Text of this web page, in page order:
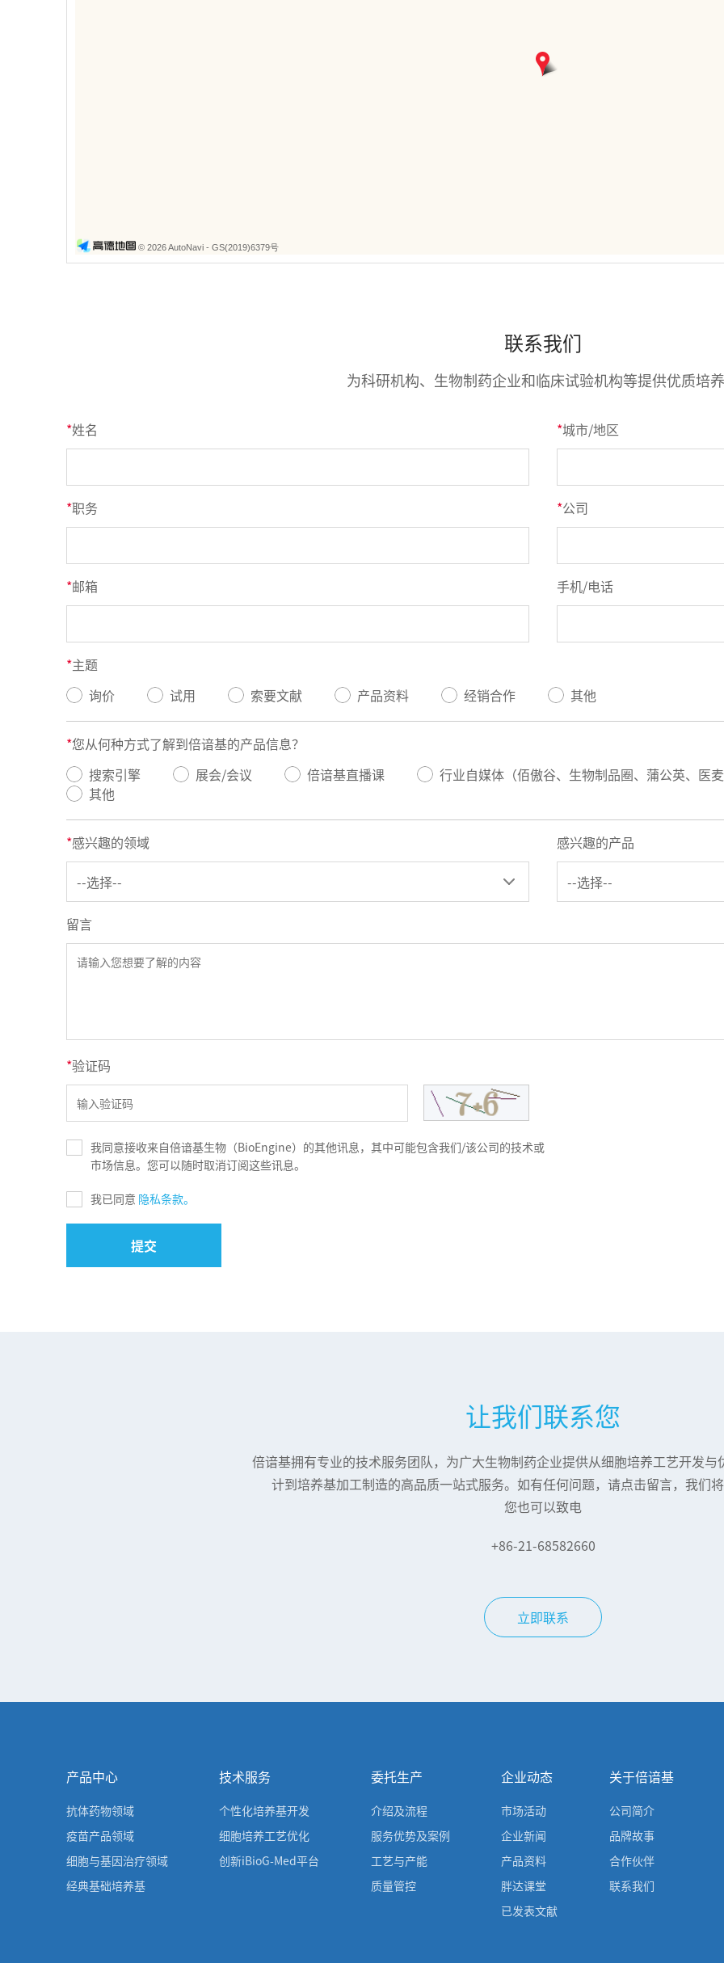
© 2026 AutoNavi - GS(2019)6379号
联系我们
为科研机构、生物制药企业和临床试验机构等提供优质培
*姓名 *城市/地区
*职务 *公司
*邮箱 手机/电话
*主题
询价
试用 索要文献 产品资料 经销合作 其他
*您从何种方式了解到倍谙基的产品信息？
搜索引擎
展会/会议 倍谙基直播课
行业自媒体（佰傲谷、生物制品圈、蒲公英、医
其他
*感兴趣的领域 感兴趣的产品
留言
*验证码
我同意接收来自倍谙基生物（BioEngine）的其他讯息，其中可能包含我们/该公司的技术或
市场信息。您可以随时取消订阅这些讯息。
我已同意 隐私条款。
让我们联系您
倍谙基拥有专业的技术服务团队，为广大生物制药企业提供从细胞培养工艺开发与
计到培养基加工制造的高品质一站式服务。如有任何问题，请点击留言，我们
您也可以致电
+86-21-68582660
立即联系
产品中心
抗体药物领域
疫苗产品领域
细胞与基因治疗领域
经典基础培养基
技术服务
个性化培养基开发
细胞培养工艺优化
创新iBioG-Med平台
委托生产
介绍及流程
服务优势及案例
工艺与产能
质量管控
企业动态
市场活动
企业新闻
产品资料
胖达课堂
已发表文献
关于倍谙基
公司简介
品牌故事
合作伙伴
联系我们